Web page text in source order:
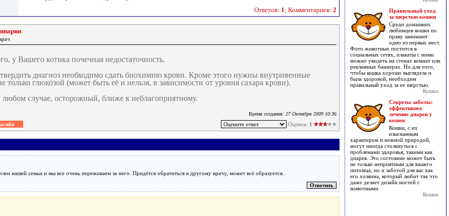
Ответов: 1; Комментариев: 2
у Вашего котика почечная недостаточность.
диагноз необходимо сдать биохимию крови. Кроме этого нужны внутривенные
только глюкозой (может быть её и нельзя, в зависимости от уровня сахара крови).
любом случае, осторожный, ближе к неблагоприятному.
Время создания: 27 Октября 2009 10:36
Оценок: 1
нашей семьи и мы все очень переживаем за него. Придётся обратиться к другому врачу, может всё образуется.
Правильный уход
за шерстью кошки
Среди домашних
любимцев кошки по
праву занимают
одно из первых мест.
Фото животных постится в
социальных сетях, плакаты с ними
можно увидеть на стенах комнат или
рекламных баннерах. Но для того,
чтобы кошка хорошо выглядела и
была здоровой, необходим
правильный уход за ее шерстью.
Кошки
Секреты заботы:
эффективное
лечение диареи у
кошек
Кошки, с их
изысканным
характером и нежной природой,
могут иногда столкнуться с
проблемами здоровья, такими как
диарея. Это состояние может быть
не только неприятным для вашего
питомца, но и заботой для вас как
его хозяина, который любит так что
даже делает дизайн ногтей с
животными.
Кошки